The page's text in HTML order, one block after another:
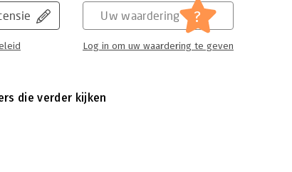
Uw waardering ?
Log in om uw waardering te geven
die verder kijken